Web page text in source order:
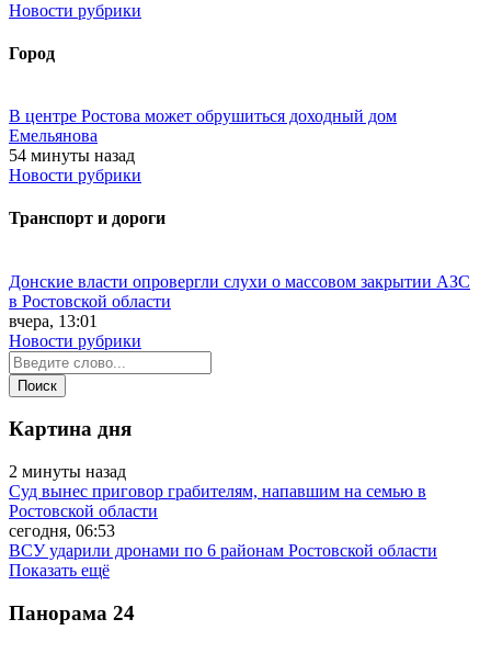
Новости рубрики
Город
В центре Ростова может обрушиться доходный дом
Емельянова
54 минуты назад
Новости рубрики
Транспорт и дороги
Донские власти опровергли слухи о массовом закрытии АЗС
в Ростовской области
вчера, 13:01
Новости рубрики
Картина дня
2 минуты назад
Суд вынес приговор грабителям, напавшим на семью в
Ростовской области
сегодня, 06:53
ВСУ ударили дронами по 6 районам Ростовской области
Показать ещё
Панорама 24